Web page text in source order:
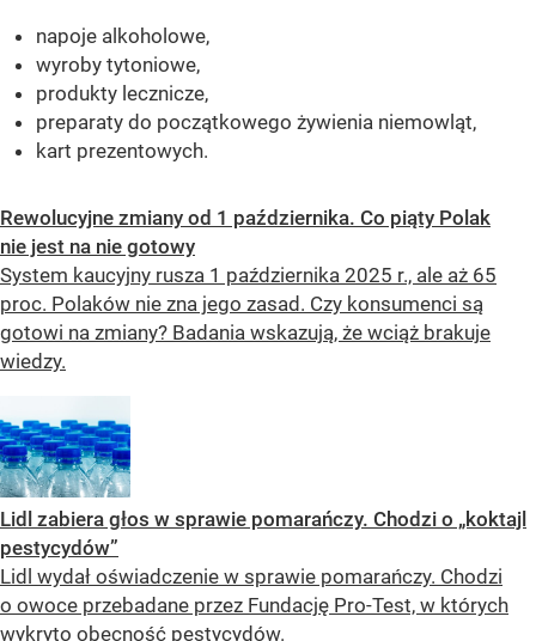
napoje alkoholowe,
wyroby tytoniowe,
produkty lecznicze,
preparaty do początkowego żywienia niemowląt,
kart prezentowych.
Rewolucyjne zmiany od 1 października. Co piąty Polak
nie jest na nie gotowy
System kaucyjny rusza 1 października 2025 r., ale aż 65
proc. Polaków nie zna jego zasad. Czy konsumenci są
gotowi na zmiany? Badania wskazują, że wciąż brakuje
wiedzy.
Lidl zabiera głos w sprawie pomarańczy. Chodzi o „koktajl
pestycydów”
Lidl wydał oświadczenie w sprawie pomarańczy. Chodzi
o owoce przebadane przez Fundację Pro-Test, w których
wykryto obecność pestycydów.